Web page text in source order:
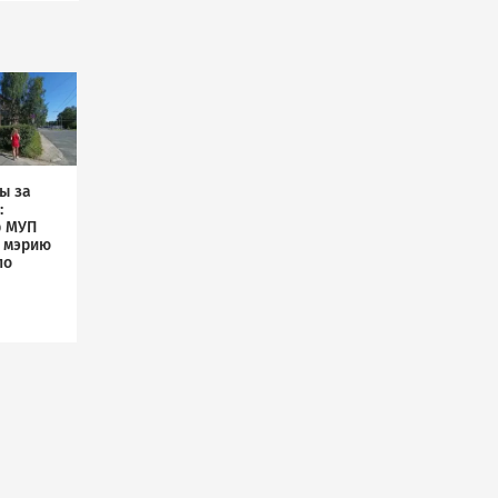
за
МУП
мэрию